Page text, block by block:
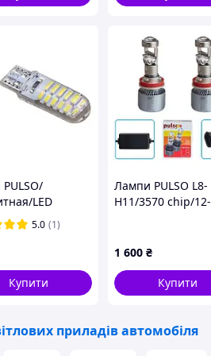
LED
W5W/24SMD-
0.5w/320lm
5.0 (1)
Купити
Лампи PULSO L8-
H11/3570 chip/12-
1 600 ₴
Купити
приладів автомобіля